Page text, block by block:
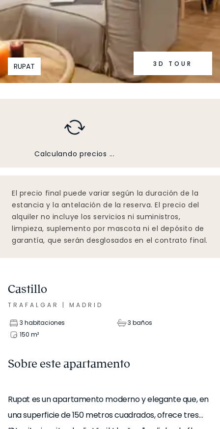
RUPAT 3D TOUR
Castillo
TRAFALGAR | MADRID
3 habitaciones
3 baños
150 m²
Sobre este apartamento
Rupat es un apartamento moderno y elegante que, en
una superficie de 150 metros cuadrados, ofrece tres
Calculando precios ...
El precio final puede variar según la duración de la
estancia y la antelación de la reserva. El precio del
alquiler no incluye los servicios ni suministros,
limpieza, suplemento por mascota ni el depósito de
garantía, que serán desglosados en el contrato final.